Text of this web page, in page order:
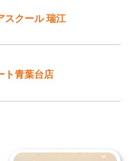
スクール 瑞江
ト青葉台店